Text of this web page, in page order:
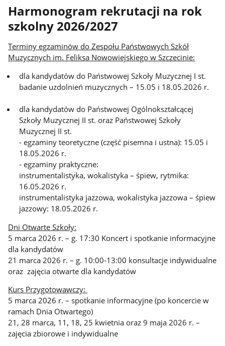
Harmonogram rekrutacji na rok
szkolny 2026/2027
Terminy egzaminów do Zespołu Państwowych Szkół
Muzycznych im. Feliksa Nowowiejskiego w Szczecinie:
dla kandydatów do Państwowej Szkoły Muzycznej I st.
badanie uzdolnień muzycznych – 15.05 i 18.05.2026 r.
dla kandydatów do Państwowej Ogólnokształcącej
Szkoły Muzycznej II st. oraz Państwowej Szkoły
Muzycznej II st.
- egzaminy teoretyczne (część pisemna i ustna): 15.05 i
18.05.2026 r.
- egzaminy praktyczne:
instrumentalistyka, wokalistyka – śpiew, rytmika:
16.05.2026 r.
instrumentalistyka jazzowa, wokalistyka jazzowa – śpiew
jazzowy: 18.05.2026 r.
Dni Otwarte Szkoły:
5 marca 2026 r. – g. 17:30 Koncert i spotkanie informacyjne
dla kandydatów
21 marca 2026 r. – g. 10:00-13:00 konsultacje indywidualne
oraz zajęcia otwarte dla kandydatów
Kurs Przygotowawczy:
5 marca 2026 r. – spotkanie informacyjne (po koncercie w
ramach Dnia Otwartego)
21, 28 marca, 11, 18, 25 kwietnia oraz 9 maja 2026 r. –
zajęcia zbiorowe i indywidualne